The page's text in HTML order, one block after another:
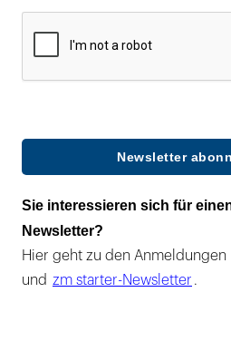
Newsletter
Sie interessieren sich für
Newsletter?
Hier geht zu den Anmeldungen
und zm starter-Newsletter .